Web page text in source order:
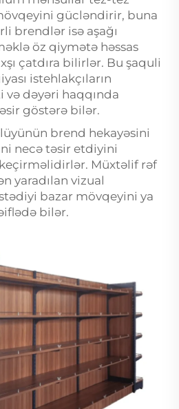
gücləndirir, buna
brendlər isə aşağı
öz qiymətə həssas
çatdıra bilirlər. Bu şaquli
istehlakçıların
dəyəri haqqında
göstərə bilər.
brend hekayəsini
necə təsir etdiyini
Müxtəlif rəf
yaradılan vizual
bazar mövqeyini ya
bilər.